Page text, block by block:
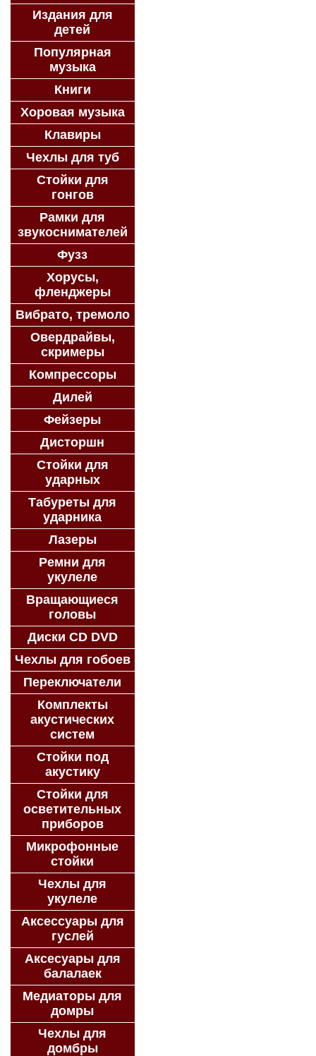
Издания для
детей
Популярная
музыка
Книги
Хоровая музыка
Клавиры
Чехлы для туб
Стойки для
гонгов
Рамки для
звукоснимателей
Фузз
Хорусы,
фленджеры
Вибрато, тремоло
Овердрайвы,
скримеры
Компрессоры
Дилей
Фейзеры
Дисторшн
Стойки для
ударных
Табуреты для
ударника
Лазеры
Ремни для
укулеле
Вращающиеся
головы
Диски CD DVD
Чехлы для гобоев
Переключатели
Комплекты
акустических
систем
Стойки под
акустику
Стойки для
осветительных
приборов
Микрофонные
стойки
Чехлы для
укулеле
Аксессуары для
гуслей
Аксесуары для
балалаек
Медиаторы для
домры
Чехлы для
домбры